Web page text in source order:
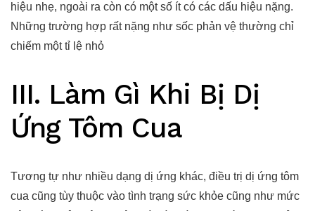
hiệu nhẹ, ngoài ra còn có một số ít có các dấu hiệu nặng.
Những trường hợp rất nặng như sốc phản vệ thường chỉ
chiếm một tỉ lệ nhỏ
III. Làm Gì Khi Bị Dị
Ứng Tôm Cua
Tương tự như nhiều dạng dị ứng khác, điều trị dị ứng tôm
cua cũng tùy thuộc vào tình trạng sức khỏe cũng như mức